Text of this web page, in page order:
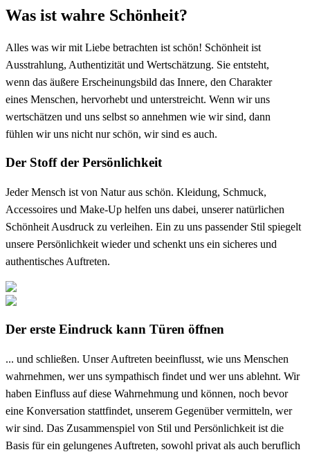
Was ist wahre Schönheit?
Alles was wir mit Liebe betrachten ist schön! Schönheit ist
Ausstrahlung, Authentizität und Wertschätzung. Sie entsteht,
wenn das äußere Erscheinungsbild das Innere, den Charakter
eines Menschen, hervorhebt und unterstreicht. Wenn wir uns
wertschätzen und uns selbst so annehmen wie wir sind, dann
fühlen wir uns nicht nur schön, wir sind es auch.
Der Stoff der Persönlichkeit
Jeder Mensch ist von Natur aus schön. Kleidung, Schmuck,
Accessoires und Make-Up helfen uns dabei, unserer natürlichen
Schönheit Ausdruck zu verleihen. Ein zu uns passender Stil spiegelt
unsere Persönlichkeit wieder und schenkt uns ein sicheres und
authentisches Auftreten.
Der erste Eindruck kann Türen öffnen
... und schließen. Unser Auftreten beeinflusst, wie uns Menschen
wahrnehmen, wer uns sympathisch findet und wer uns ablehnt. Wir
haben Einfluss auf diese Wahrnehmung und können, noch bevor
eine Konversation stattfindet, unserem Gegenüber vermitteln, wer
wir sind. Das Zusammenspiel von Stil und Persönlichkeit ist die
Basis für ein gelungenes Auftreten, sowohl privat als auch beruflich